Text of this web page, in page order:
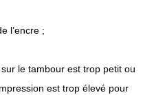
l’encre ;
le tambour est trop petit ou
est trop élevé pour